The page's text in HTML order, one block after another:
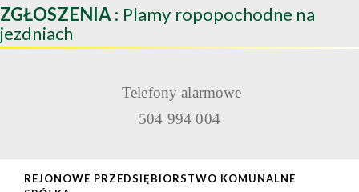
ZGŁOSZENIA : Plamy ropopochodne na
jezdniach
Telefony alarmowe
504 994 004
REJONOWE PRZEDSIĘBIORSTWO KOMUNALNE